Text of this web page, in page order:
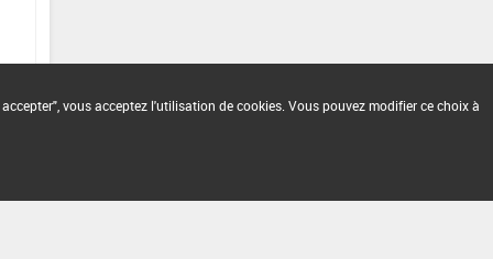
vous acceptez l'utilisation de cookies. Vous pouvez modifier ce choix à